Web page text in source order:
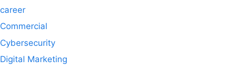
career
Commercial
Cybersecurity
Digital Marketing